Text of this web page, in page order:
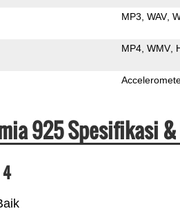
MP3 WAV
MP4 WMV
925 Spesifikasi